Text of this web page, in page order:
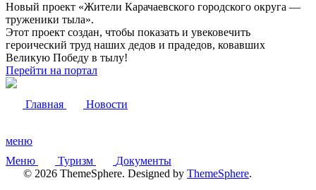
Новый проект «Жители Карачаевского городского округа —
труженики тыла».
Этот проект создан, чтобы показать и увековечить
героический труд наших дедов и прадедов, ковавших
Великую Победу в тылу!
Перейти на портал
Главная Новости
меню
Меню
Туризм
Документы
© 2026 ThemeSphere. Designed by ThemeSphere.